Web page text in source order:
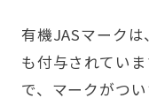
有機JASマーク
も付与されてい
で、マークがつ